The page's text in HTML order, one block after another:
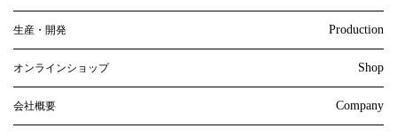
生産・開発 Production
オンラインショップ Shop
会社概要 Company